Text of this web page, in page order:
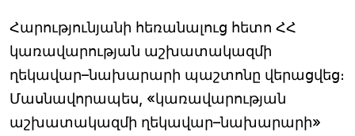
Հարությունյանի հեռանալուց հետո ՀՀ
կառավարության աշխատակազմի
ղեկավար–նախարարի պաշտոնը վերացվեց։
Մասնավորապես, «կառավարության
աշխատակազմի ղեկավար–նախարարի»